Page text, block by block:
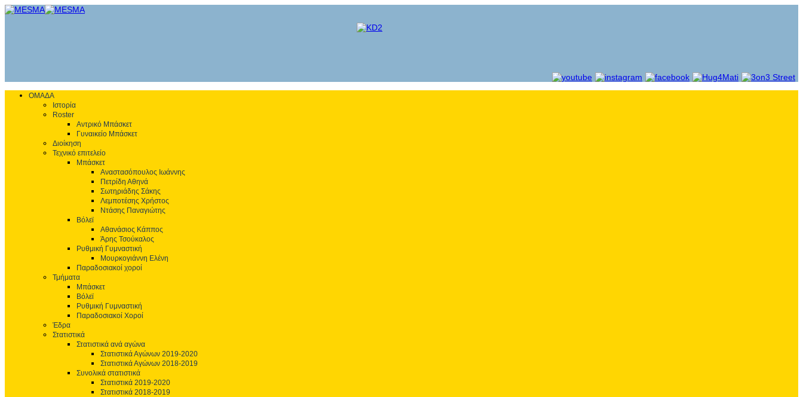
ΟΜΑΔΑ
Ιστορία
Roster
Αντρικό Μπάσκετ
Γυναικείο Μπάσκετ
Διοίκηση
Τεχνικό επιτελείο
Μπάσκετ
Αναστασόπουλος Ιωάννης
Πετρίδη Αθηνά
Σωτηριάδης Σάκης
Λεμποτέσης Χρήστος
Ντάσης Παναγιώτης
Βόλεϊ
Αθανάσιος Κάππος
Άρης Τσούκαλος
Ρυθμική Γυμναστική
Μουρκογιάννη Ελένη
Παραδοσιακοί χοροί
Τμήματα
Μπάσκετ
Βόλεϊ
Ρυθμική Γυμναστική
Παραδοσιακοί Χοροί
Έδρα
Στατιστικά
Στατιστικά ανά αγώνα
Στατιστικά Αγώνων 2019-2020
Στατιστικά Αγώνων 2018-2019
Συνολικά στατιστικά
Στατιστικά 2019-2020
Στατιστικά 2018-2019